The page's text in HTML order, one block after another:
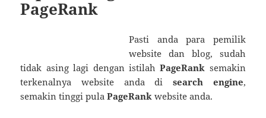
PageRank
Pasti anda para pemilik
website dan blog, sudah
tidak asing lagi dengan istilahPageRank semakin
terkenalnya website anda di search engine,
semakin tinggi pulaPageRank website anda.